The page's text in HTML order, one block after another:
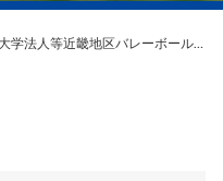
バレーボール大会」において滋賀連合（滋賀大学・滋賀医科大学）が優勝！